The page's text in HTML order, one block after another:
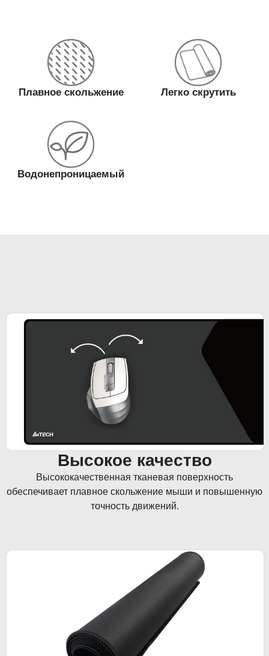
Плавное скольжение Легко скрутить
Водонепроницаемый
Высокое качество
Высококачественная тканевая поверхность
обеспечивает плавное скольжение мыши и повышенную
точность движений.